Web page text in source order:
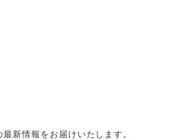
新情報をお届けいたします。